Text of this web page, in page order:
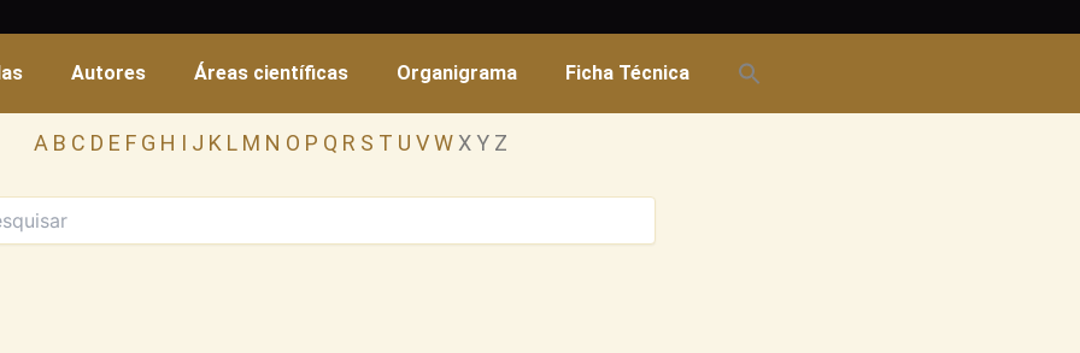
Autores Áreas científicas Organigrama Ficha Técnica
A B C D E F G H I J K L M N O P Q R S T U V WX Y Z